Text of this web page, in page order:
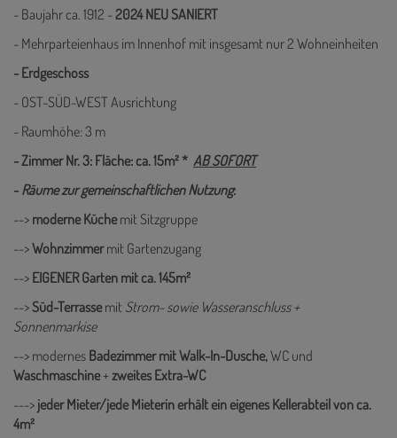
- Baujahr ca. 1912 -2024 NEU SANIERT
- Mehrparteienhaus im Innenhof mit insgesamt nur 2 Wohneinheiten
- Erdgeschoss
- OST-SÜD-WEST Ausrichtung
- Raumhöhe: 3 m
- Zimmer Nr. 3: Fläche: ca. 15m² * AB SOFORT
- Räume zur gemeinschaftlichen Nutzung:
--> moderne Küchemit Sitzgruppe
-->Wohnzimmermit Gartenzugang
--> EIGENER Garten mit ca. 145m²
--> Süd-Terrassemit Strom- sowie Wasseranschluss +
Sonnenmarkise
--> modernes Badezimmer mit Walk-In-Dusche,WC und
Waschmaschine+zweites Extra-WC
---> jeder Mieter/jede Mieterin erhält ein eigenes Kellerabteil von ca.
4m²